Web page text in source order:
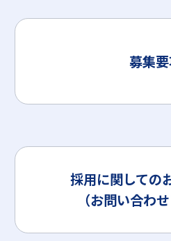
募集
採用に関しての
（お問い合わ